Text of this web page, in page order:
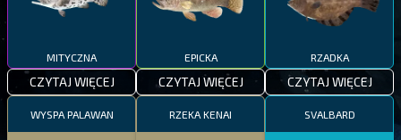
MITYCZNA
CZYTAJ WIĘCEJ
EPICKA
CZYTAJ WIĘCEJ
RZADKA
CZYTAJ WIĘCEJ
WYSPA PALAWAN RZEKA KENAI SVALBARD